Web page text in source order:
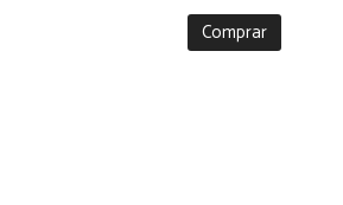
Comprar